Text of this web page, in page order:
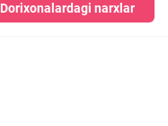
Dorixonalardagi narxlar